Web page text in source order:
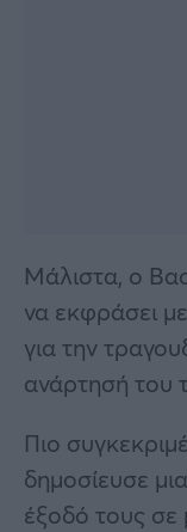
Μάλιστα, ο
να εκφράσει
για την
ανάρτησή του
Πιο
δημοσίευσε
έξοδό τους σε